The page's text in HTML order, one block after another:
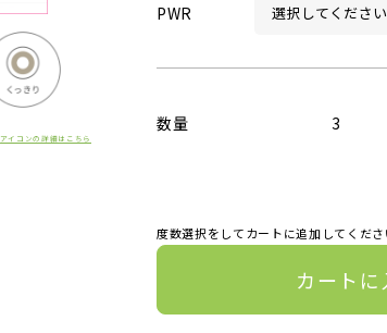
アイコンの詳細はこちら
PWR
数量 3
度数選択をしてカートに追加してくださ
カートに